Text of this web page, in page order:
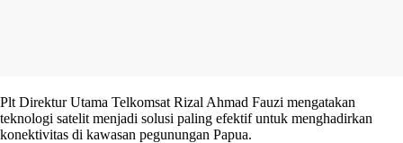
Plt Direktur Utama Telkomsat Rizal Ahmad Fauzi mengatakan
teknologi satelit menjadi solusi paling efektif untuk menghadirkan
konektivitas di kawasan pegunungan Papua.